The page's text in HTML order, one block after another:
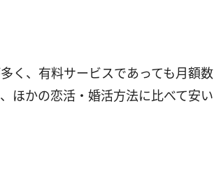
く、有料サービスであっても月額数
ほかの恋活・婚活方法に比べて安い